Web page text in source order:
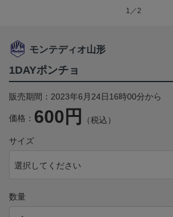
1／2
モンテディオ山形
1DAYポンチョ
販売期間：2023年6月24日16時00分から
価格： 600円 （税込）
サイズ
選択してください
数量